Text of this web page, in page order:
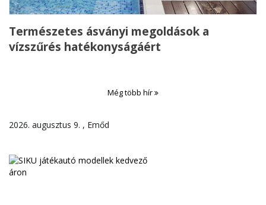
Természetes ásványi megoldások a
vízszűrés hatékonyságáért
Még több hír
2026. augusztus 9. , Emőd